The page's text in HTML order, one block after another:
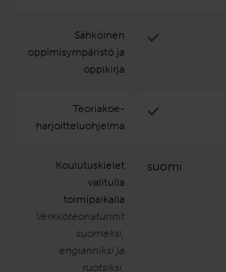
Sähköinen
oppimisympäristö ja
oppikirja
Teoria­koe­
harjoittelu­ohjelma
Koulutuskielet
valitulla
toimipaikalla
Verkkoteoriatunnit
suomeksi,
englanniksi ja
ruotsiksi.
suomi